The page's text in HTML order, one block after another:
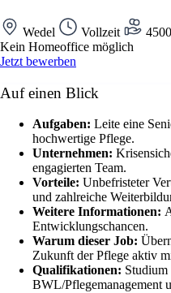
Wedel Vollzeit
Kein Homeoffice möglich
Jetzt bewerben
Auf einen Blick
Aufgaben: Leite eine
hochwertige Pflege.
Unternehmen:
engagierten Team.
Vorteile: Unbefristeter
und zahlreiche
Weitere Informationen:
Entwicklungschancen.
Warum dieser Job:
Zukunft der Pflege aktiv
Qualifikationen:
BWL/Pflegemanagement